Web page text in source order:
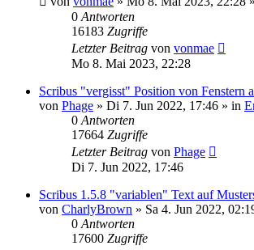
0 Antworten
16183 Zugriffe
Letzter Beitrag von vonmae
Mo 8. Mai 2023, 22:28
Scribus "vergisst" Position von Fenstern
von Phage » Di 7. Jun 2022, 17:46 » in
0 Antworten
17664 Zugriffe
Letzter Beitrag von Phage
Di 7. Jun 2022, 17:46
Scribus 1.5.8 "variablen" Text auf
von CharlyBrown » Sa 4. Jun 2022,
0 Antworten
17600 Zugriffe